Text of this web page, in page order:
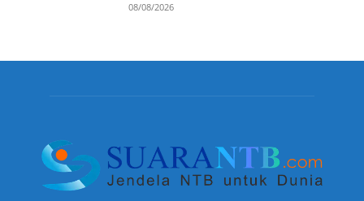
08/08/2026